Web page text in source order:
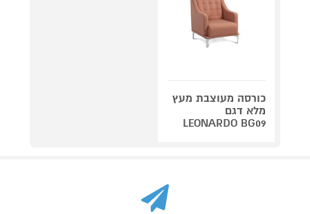
כורסה מעוצבת מעץ
מלא דגם
LEONARDO BG09